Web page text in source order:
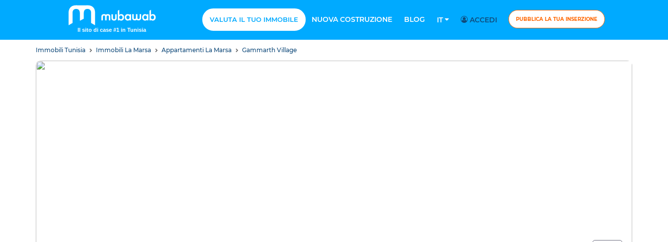
Il sito di case #1 in Tunisia
VALUTA IL TUO IMMOBILE NUOVA COSTRUZIONE BLOG IT ACCEDI PUBBLICA LA TUA INSERZIONE
Immobili Tunisia Immobili La Marsa Appartamenti La Marsa Gammarth Village